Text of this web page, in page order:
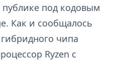
под кодовым
Как и сообщалось
чипа
Ryzen с